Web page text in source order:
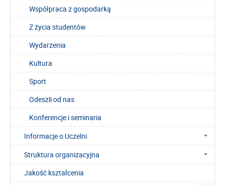
Współpraca z gospodarką
Z życia studentów
Wydarzenia
Kultura
Sport
Odeszli od nas
Konferencje i seminaria
Informacje o Uczelni
Struktura organizacyjna
Jakość kształcenia